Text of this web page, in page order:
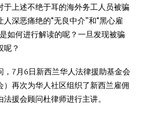
于上述不绝于耳的海外务工人员被骗
深恶痛绝的“无良中介”和“黑心雇
如何进行解读的呢？一旦发现被骗
呢？
，7月6日新西兰华人法律援助基金会
）再次为华人社区组织了新西兰雇佣
援会顾问杜律师进行主讲。